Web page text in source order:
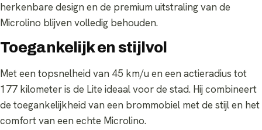
herkenbare design en de premium uitstraling van de
Microlino blijven volledig behouden.
Toegankelijk en stijlvol
Met een topsnelheid van 45 km/u en een actieradius tot
177 kilometer is de Lite ideaal voor de stad. Hij combineert
de toegankelijkheid van een brommobiel met de stijl en het
comfort van een echte Microlino.